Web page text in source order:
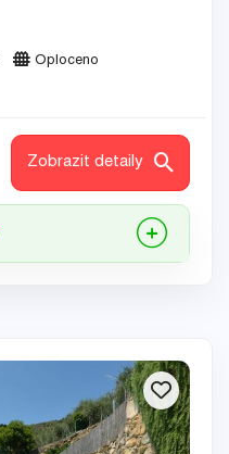
Oploceno
Zobrazit detaily